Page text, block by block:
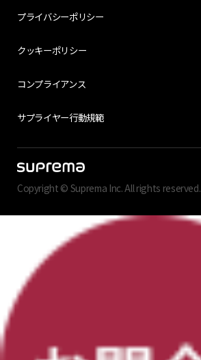
プライバシーポリシー
クッキーポリシー
コンプライアンス
サプライヤー行動規範
Copyright © Suprema Inc. All rights reserved.